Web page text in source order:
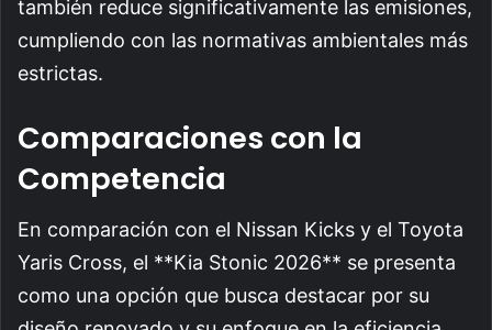
también reduce significativamente las emisiones,
cumpliendo con las normativas ambientales más
estrictas.
Comparaciones con la
Competencia
En comparación con el Nissan Kicks y el Toyota
Yaris Cross, el **Kia Stonic 2026** se presenta
como una opción que busca destacar por su